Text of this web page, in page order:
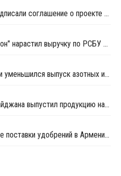
GAIL и Rashtriya Chemicals подписали соглашение о проекте по производству удобрений на основе природного газа
За 6 месяцев 2026 года "Акрон" нарастил выручку по РСБУ на 1,3%
В России в первом полугодии уменьшился выпуск азотных и фосфорных удобрений
В 2025 году химпром Азербайджана выпустил продукцию на USD1,3 млрд
РФ начала железнодорожные поставки удобрений в Армению через Азербайджан